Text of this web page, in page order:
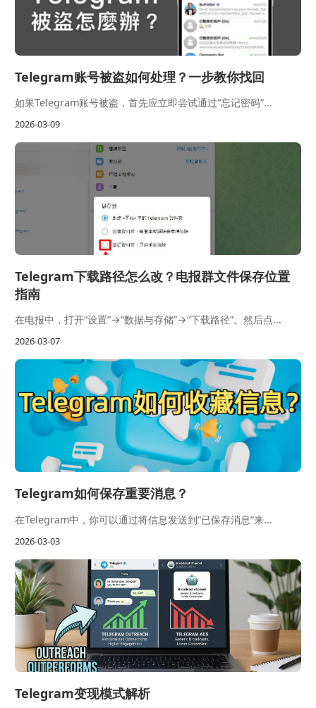
Telegram账号被盗如何处理？一步教你找回
如果Telegram账号被盗，首先应立即尝试通过“忘记密码”...
2026-03-09
Telegram下载路径怎么改？电报群文件保存位置
指南
在电报中，打开“设置”→“数据与存储”→“下载路径”。然后点...
2026-03-07
Telegram如何保存重要消息？
在Telegram中，你可以通过将信息发送到“已保存消息”来...
2026-03-03
Telegram变现模式解析